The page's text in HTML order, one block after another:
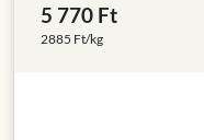
5 770 Ft
2885 Ft/kg